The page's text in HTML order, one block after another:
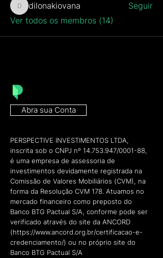
dilonakiovana
dilonakiovana
Seguir
Ver todos os membros (14)
Abra sua Conta
PERSPECTIVE INVESTIMENTOS LTDA,
inscrita sob o CNPJ nº 14.753.947/0001-88,
é uma empresa de assessoria de
investimentos devidamente registrada na
Comissão de Valores Mobiliários (CVM), na
forma da Resolução CVM 178. Atuamos no
mercado financeiro como preposto do
Banco BTG Pactual S/A, conforme pode ser
verificado através do site da ANCORD
(https://www.ancord.org.br/certificacao-e-
credenciamento/) ou no próprio site do
Banco BTG Pactual S/A